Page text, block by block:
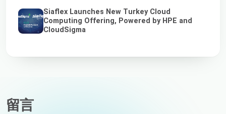
Siaflex Launches New Turkey Cloud
Computing Offering, Powered by HPE and
CloudSigma
留言